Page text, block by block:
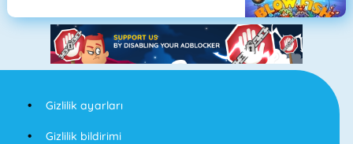
Gizlilik ayarları
Gizlilik bildirimi